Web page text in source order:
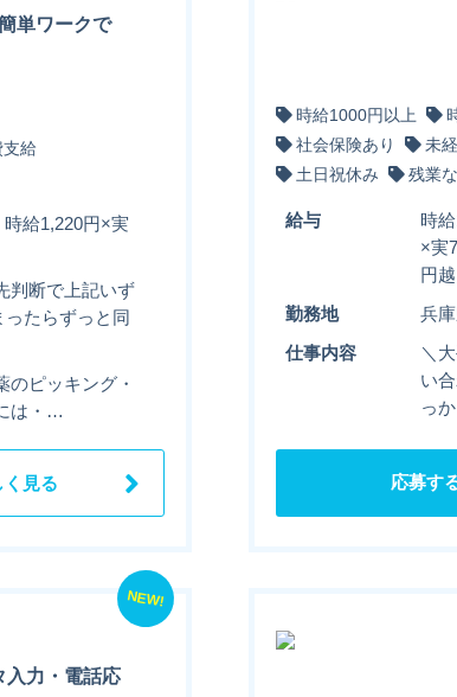
単ワークで
給
給1,220円×実
断で上記いず
たらずっと同
ピッキング・
は・…
く見る
時給1000円以上
社会保険あり
未
土日祝休み
残業
給与
時
×実
円
勤務地 兵
仕事内容
＼
い
っ
応募す
NEW!
入力・電話応